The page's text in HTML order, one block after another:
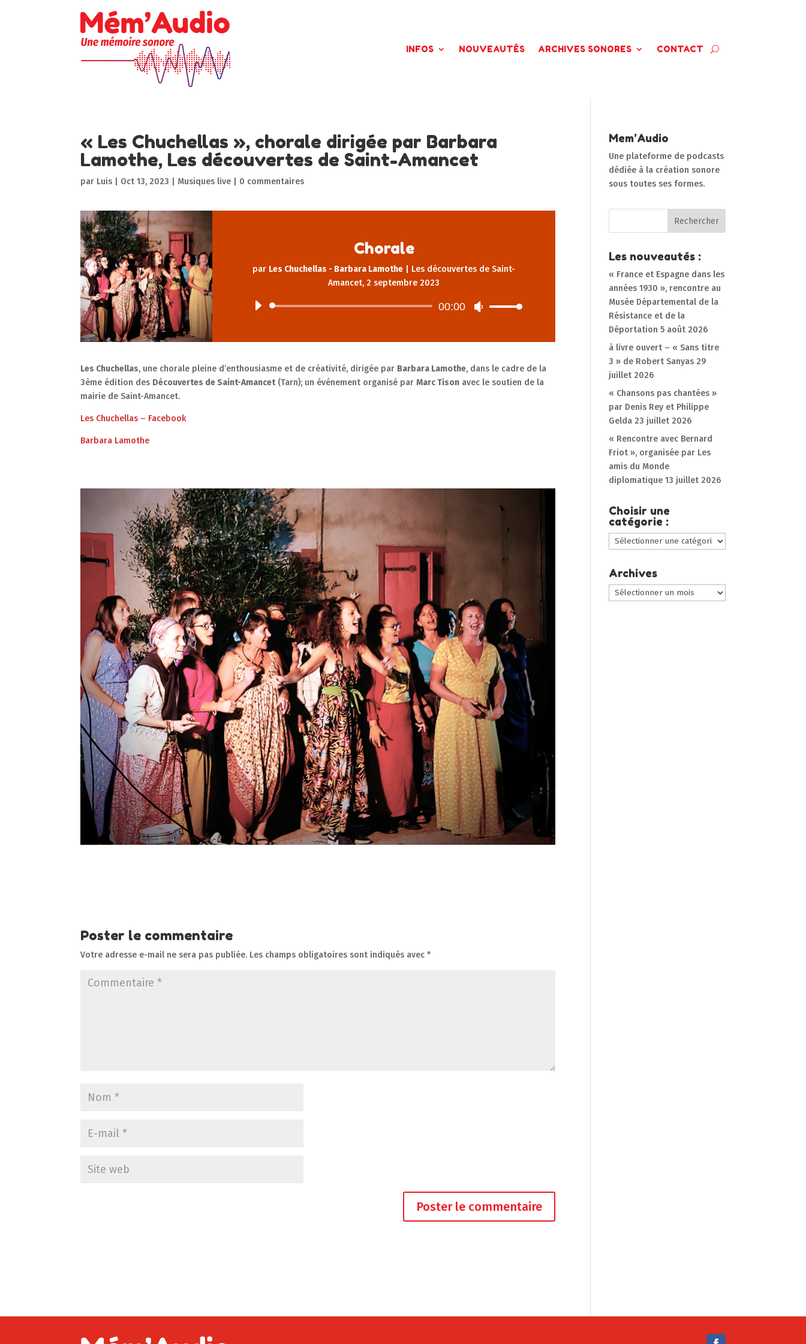
INFOS NOUVEAUTÉS ARCHIVES SONORES CONTACT
« Les Chuchellas », chorale dirigée par Barbara
Lamothe, Les découvertes de Saint-Amancet
par Luis Oct 13, 2023 Musiques live 0 commentaires
Chorale
par Les Chuchellas - Barbara Lamothe
Les découvertes de Saint-
Amancet, 2 septembre 2023
Lecteur
00:00
Utilisez
Les Chuchellas, une chorale pleine d’enthousiasme et de créativité, dirigée par Barbara Lamothe, dans le cadre de la
3ème édition des Découvertes de Saint-Amancet(Tarn); un événement organisé parMarc Tison avec le soutien de la
mairie de Saint-Amancet.
Les Chuchellas – Facebook
Barbara Lamothe
Poster le commentaire
Votre adresse e-mail ne sera pas publiée. Les champs obligatoires sont indiqués avec*
Mem’Audio
Une plateforme de podcasts
dédiée à la création sonore
sous toutes ses formes.
Les nouveautés :
« France et Espagne dans les
années 1930 », rencontre au
Musée Départemental de la
Résistance et de la
Déportation 5 août 2026
à livre ouvert – « Sans titre
3 » de Robert Sanyas 29
juillet 2026
« Chansons pas chantées »
par Denis Rey et Philippe
Gelda 23 juillet 2026
« Rencontre avec Bernard
Friot », organisée par Les
amis du Monde
diplomatique 13 juillet 2026
Choisir une
catégorie :
Choisir
une
catégorie
:
Archives
Archives